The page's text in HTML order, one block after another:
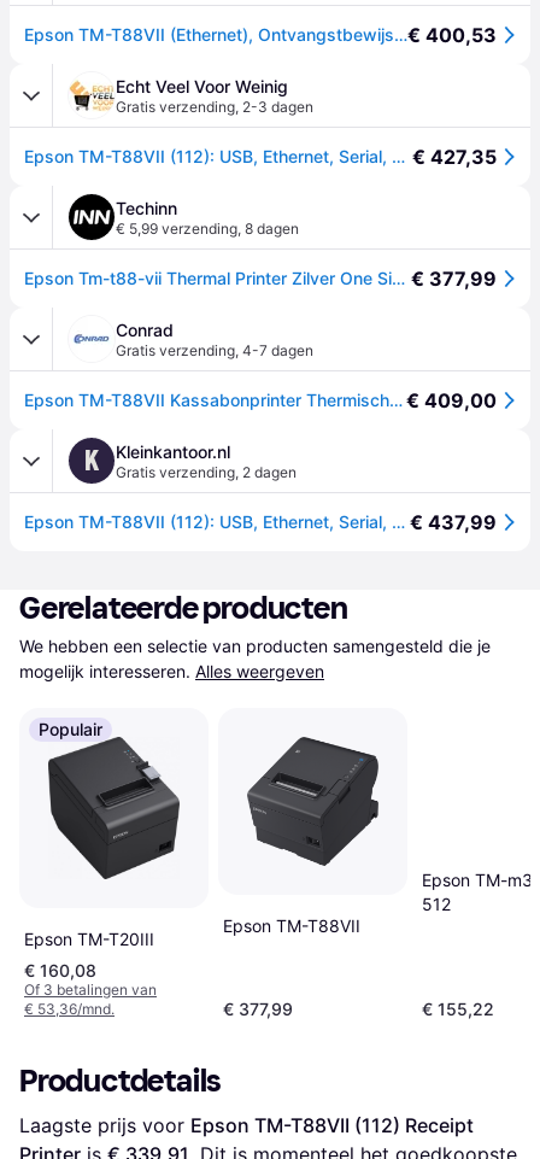
Epson TM-T88VII (Ethernet), Ontvangstbewijs printer, Zwart€ 400,53
Echt Veel Voor Weinig
Gratis verzending, 2-3 dagen
Epson TM-T88VII (112): USB, Ethernet, Serial, PS, Black € 427,35
Techinn
€ 5,99 verzending, 8 dagen
Epson Tm-t88-vii Thermal Printer Zilver One Size / EU Plug 220V € 377,99
Conrad
Gratis verzending, 4-7 dagen
Epson TM-T88VII Kassabonprinter Thermisch 180 x 180 dpi Zwart USB, RS-232, LAN€ 409,00
K Kleinkantoor.nl
Gratis verzending, 2 dagen
Epson TM-T88VII (112): USB, Ethernet, Serial, PS, Black € 437,99
Gerelateerde producten
We hebben een selectie van producten samengesteld die je
mogelijk interesseren. Alles weergeven
Populair
Epson TM-T20III
€ 160,08
Of 3 betalingen van
€ 53,36/mnd.
Epson TM-T88VII
€ 377,99
Epson TM-
512
€ 155,22
Productdetails
Laagste prijs voor Epson TM-T88VII (112) Receipt